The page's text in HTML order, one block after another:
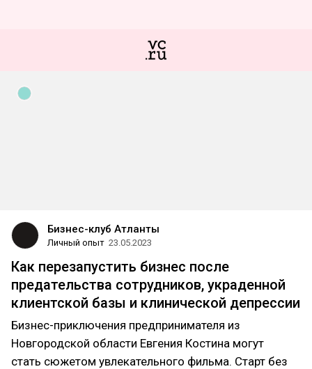
Бизнес-клуб Атланты
Личный опыт 23.05.2023
Как перезапустить бизнес после
предательства сотрудников, украденной
клиентской базы и клинической депрессии
Бизнес-приключения предпринимателя из
Новгородской области Евгения Костина могут
стать сюжетом увлекательного фильма. Старт без